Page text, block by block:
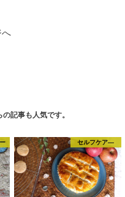
へ
の記事も人気です。
セルフケア―